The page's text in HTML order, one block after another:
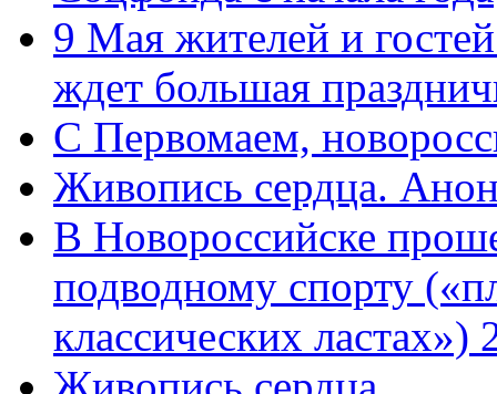
9 Мая жителей и
ждет большая
C Первомаем,
Живопись сердца.
В Новороссийске
подводному спорту
классических